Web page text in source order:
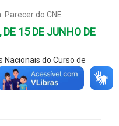
Parecer do CNE
15 DE JUNHO DE
Nacionais do Curso de
bacharelado.